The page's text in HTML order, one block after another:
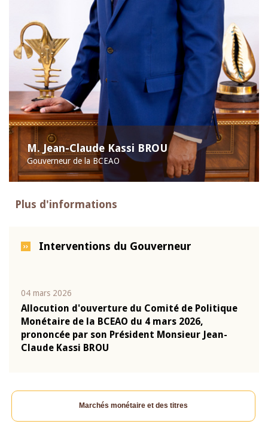
M. Jean-Claude Kassi BROU
Gouverneur de la BCEAO
Plus d'informations
Interventions du Gouverneur
04 mars 2026
Allocution d'ouverture du Comité de Politique
Monétaire de la BCEAO du 4 mars 2026,
prononcée par son Président Monsieur Jean-
Claude Kassi BROU
Marchés monétaire et des titres